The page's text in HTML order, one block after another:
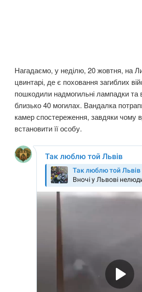
Нагадаємо, у неділю, 20 жовтня, на
цвинтарі, де є поховання загиблих
пошкодили надмогильні лампадки та
близько 40 могилах. Вандалка
камер спостереження, завдяки чому
встановити її особу.